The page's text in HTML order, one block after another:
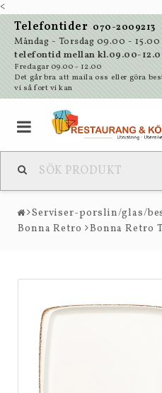
<
Telefontider 070-2009213
Måndag - Torsdag 09.00 - 15.00
telefontid mellan kl.09.00-
Fredagar 09.00 - 12.00
Det går bra att maila oss eller göra
vi så fort vi kan
Serviser-porslin/glas/
Bonna Retro
Bonna Retro